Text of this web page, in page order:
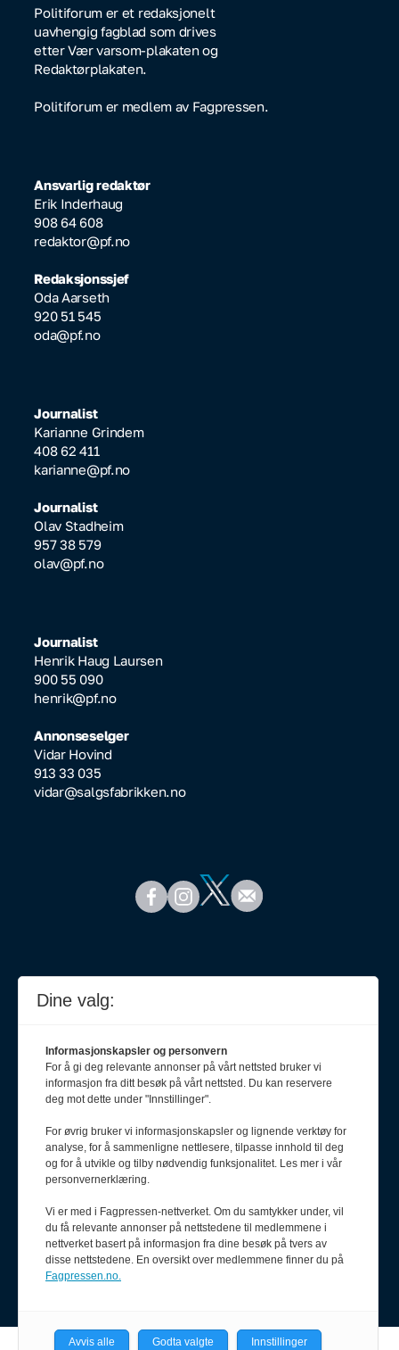
Politiforum er et redaksjonelt
uavhengig fagblad som drives
etter Vær varsom-plakaten og
Redaktørplakaten.
Politiforum er medlem av Fagpressen.
Ansvarlig redaktør
Erik Inderhaug
908 64 608
redaktor@pf.no
Redaksjonssjef
Oda Aarseth
920 51 545
oda@pf.no
Journalist
Karianne Grindem
408 62 411
karianne@pf.no
Journalist
Olav Stadheim
957 38 579
olav@pf.no
Journalist
Henrik Haug Laursen
900 55 090
henrik@pf.no
Annonseselger
Vidar Hovind
913 33 035
vidar@salgsfabrikken.no
Meld deg på nyhetsbrev
Dine valg:
Informasjonskapsler og personvern
For å gi deg relevante annonser på vårt nettsted bruker vi
informasjon fra ditt besøk på vårt nettsted. Du kan reservere
deg mot dette under "Innstillinger".
For øvrig bruker vi informasjonskapsler og lignende verktøy for
analyse, for å sammenligne nettlesere, tilpasse innhold til deg
og for å utvikle og tilby nødvendig funksjonalitet. Les mer i vår
personvernerklæring.
Vi er med i Fagpressen-nettverket. Om du samtykker under, vil
du få relevante annonser på nettstedene til medlemmene i
nettverket basert på informasjon fra dine besøk på tvers av
disse nettstedene. En oversikt over medlemmene finner du på
Fagpressen.no.
Avvis alle Godta valgte Innstillinger